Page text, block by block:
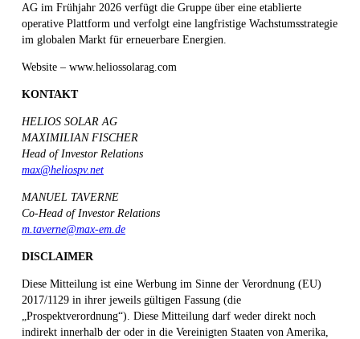
AG im Frühjahr 2026 verfügt die Gruppe über eine etablierte
operative Plattform und verfolgt eine langfristige Wachstumsstrategie
im globalen Markt für erneuerbare Energien.
Website – www.heliossolarag.com
KONTAKT
HELIOS SOLAR AG
MAXIMILIAN FISCHER
Head of Investor Relations
max@heliospv.net
MANUEL TAVERNE
Co-Head of Investor Relations
m.taverne@max-em.de
DISCLAIMER
Diese Mitteilung ist eine Werbung im Sinne der Verordnung (EU)
2017/1129 in ihrer jeweils gültigen Fassung (die
„Prospektverordnung“). Diese Mitteilung darf weder direkt noch
indirekt innerhalb der oder in die Vereinigten Staaten von Amerika,